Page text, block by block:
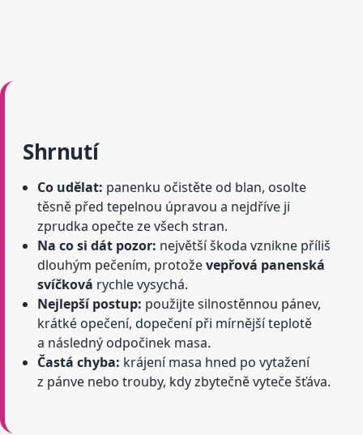
Shrnutí
Co udělat: panenku očistěte od blan, osolte
těsně před tepelnou úpravou a nejdříve ji
zprudka opečte ze všech stran.
Na co si dát pozor: největší škoda vznikne příliš
dlouhým pečením, protoževepřová panenská
svíčková rychle vysychá.
Nejlepší postup: použijte silnostěnnou pánev,
krátké opečení, dopečení při mírnější teplotě
a následný odpočinek masa.
Častá chyba: krájení masa hned po vytažení
z pánve nebo trouby, kdy zbytečně vyteče šťáva.